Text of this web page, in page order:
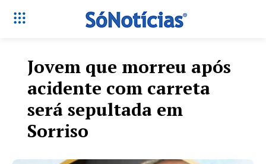
Jovem que morreu após
acidente com carreta
será sepultada em
Sorriso